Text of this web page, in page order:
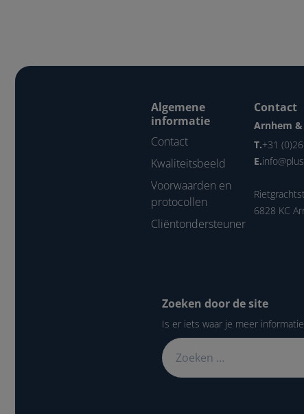
Algemene
informatie
Contact
Kwaliteitsbeeld
Voorwaarden en
protocollen
Cliëntondersteuner
Contact
Arnhem
T.+31
E.
6828 KC
Zoeken door de site
Is er iets waar je meer
Zoeken naar: